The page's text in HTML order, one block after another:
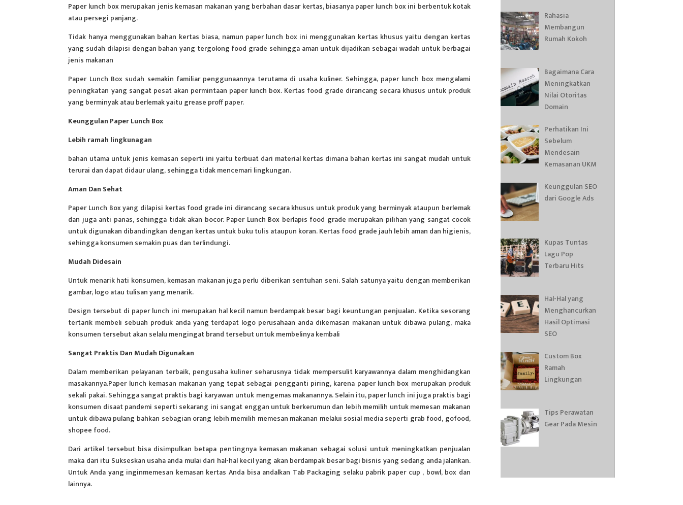
Paper lunch box merupakan jenis kemasan makanan yang berbahan dasar kertas, biasanya paper lunch box ini berbentuk kotak
atau persegi panjang.
Tidak hanya menggunakan bahan kertas biasa, namun paper lunch box ini menggunakan kertas khusus yaitu dengan kertas
yang sudah dilapisi dengan bahan yang tergolong food grade sehingga aman untuk dijadikan sebagai wadah untuk berbagai
jenis makanan
Paper Lunch Box sudah semakin familiar penggunaannya terutama di usaha kuliner. Sehingga, paper lunch box mengalami
peningkatan yang sangat pesat akan permintaan paper lunch box. Kertas food grade dirancang secara khusus untuk produk
yang berminyak atau berlemak yaitu grease proff paper.
Keunggulan Paper Lunch Box
Lebih ramah lingkunagan
bahan utama untuk jenis kemasan seperti ini yaitu terbuat dari material kertas dimana bahan kertas ini sangat mudah untuk
terurai dan dapat didaur ulang, sehingga tidak mencemari lingkungan.
Aman Dan Sehat
Paper Lunch Box yang dilapisi kertas food grade ini dirancang secara khusus untuk produk yang berminyak ataupun berlemak
dan juga anti panas, sehingga tidak akan bocor. Paper Lunch Box berlapis food grade merupakan pilihan yang sangat cocok
untuk digunakan dibandingkan dengan kertas untuk buku tulis ataupun koran. Kertas food grade jauh lebih aman dan higienis,
sehingga konsumen semakin puas dan terlindungi.
Mudah Didesain
Untuk menarik hati konsumen, kemasan makanan juga perlu diberikan sentuhan seni. Salah satunya yaitu dengan memberikan
gambar, logo atau tulisan yang menarik.
Design tersebut di paper lunch ini merupakan hal kecil namun berdampak besar bagi keuntungan penjualan. Ketika sesorang
tertarik membeli sebuah produk anda yang terdapat logo perusahaan anda dikemasan makanan untuk dibawa pulang, maka
konsumen tersebut akan selalu mengingat brand tersebut untuk membelinya kembali
Sangat Praktis Dan Mudah Digunakan
Dalam memberikan pelayanan terbaik, pengusaha kuliner seharusnya tidak mempersulit karyawannya dalam menghidangkan
masakannya.Paper lunch kemasan makanan yang tepat sebagai pengganti piring, karena paper lunch box merupakan produk
sekali pakai. Sehingga sangat praktis bagi karyawan untuk mengemas makanannya. Selain itu, paper lunch ini juga praktis bagi
konsumen disaat pandemi seperti sekarang ini sangat enggan untuk berkerumun dan lebih memilih untuk memesan makanan
untuk dibawa pulang bahkan sebagian orang lebih memilih memesan makanan melalui sosial media seperti grab food, gofood,
shopee food.
Dari artikel tersebut bisa disimpulkan betapa pentingnya kemasan makanan sebagai solusi untuk meningkatkan penjualan
maka dari itu Sukseskan usaha anda mulai dari hal-hal kecil yang akan berdampak besar bagi bisnis yang sedang anda jalankan.
Untuk Anda yang inginmemesan kemasan kertas Anda bisa andalkan Tab Packaging selaku pabrik paper cup , bowl, box dan
lainnya.
Rahasia
Membangun
Rumah Kokoh
Bagaimana Cara
Meningkatkan
Nilai Otoritas
Domain
Perhatikan Ini
Sebelum
Mendesain
Kemasanan UKM
Keunggulan SEO
dari Google Ads
Kupas Tuntas
Lagu Pop
Terbaru Hits
Hal-Hal yang
Menghancurkan
Hasil Optimasi
SEO
Custom Box
Ramah
Lingkungan
Tips Perawatan
Gear Pada Mesin